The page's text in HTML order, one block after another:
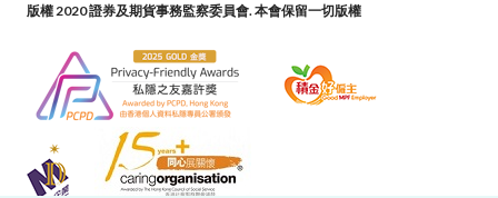
版權 2020 證券及期貨事務監察委員會. 本會保留一切版權